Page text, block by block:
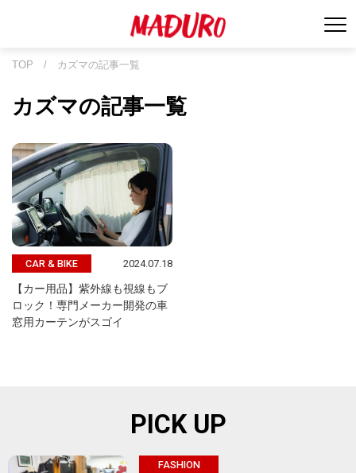
TOP / カズマの記事一覧
カズマの記事一覧
CAR & BIKE 2024.07.18
【カー用品】紫外線も視線もブ
ロック！専門メーカー開発の車
窓用カーテンがスゴイ
PICK UP
FASHION